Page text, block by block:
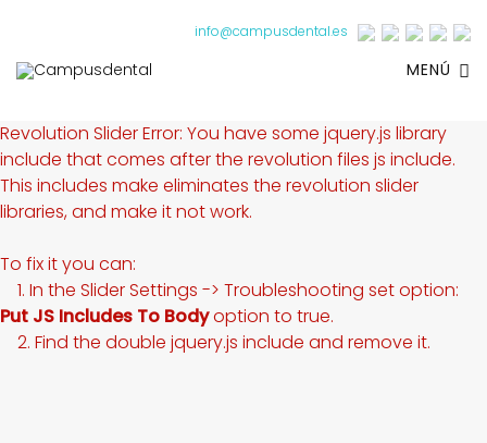
info@campusdental.es
MENÚ
Revolution Slider Error: You have some jquery.js library
include that comes after the revolution files js include.
This includes make eliminates the revolution slider
libraries, and make it not work.
To fix it you can:
1. In the Slider Settings -> Troubleshooting set option:
Put JS Includes To Bodyoption to true.
2. Find the double jquery.js include and remove it.